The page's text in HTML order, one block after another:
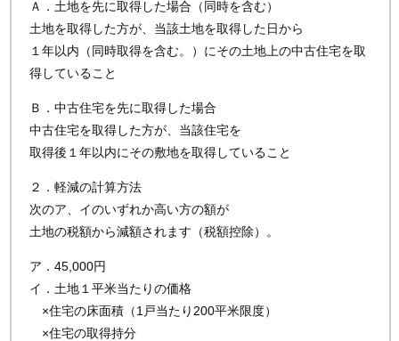
Ａ．土地を先に取得した場合（同時を含む）
土地を取得した方が、当該土地を取得した日から
１年以内（同時取得を含む。）にその土地上の中古住宅を取
得していること
Ｂ．中古住宅を先に取得した場合
中古住宅を取得した方が、当該住宅を
取得後１年以内にその敷地を取得していること
２．軽減の計算方法
次のア、イのいずれか高い方の額が
土地の税額から減額されます（税額控除）。
ア．45,000円
イ．土地１平米当たりの価格
×住宅の床面積（1戸当たり200平米限度）
×住宅の取得持分